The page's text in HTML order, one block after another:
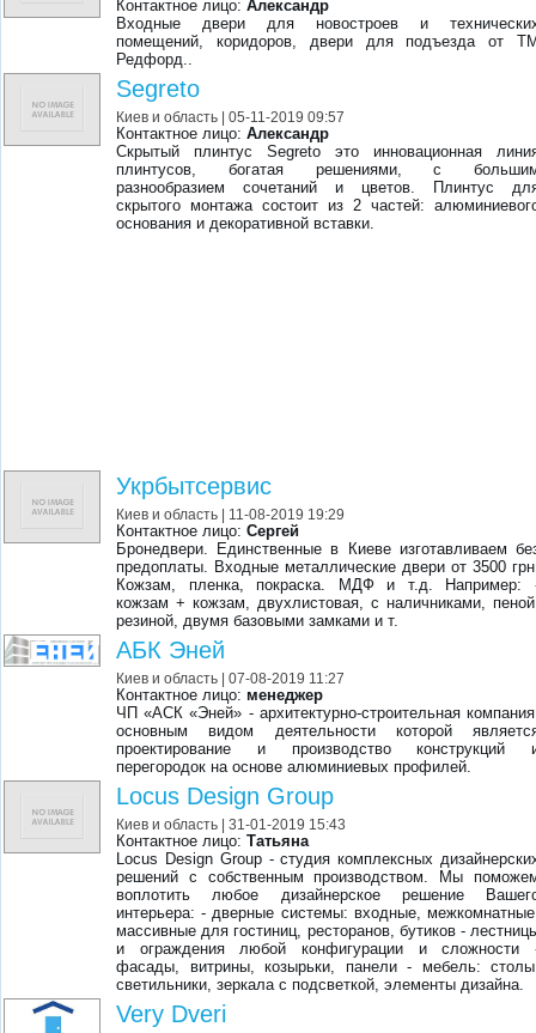
Контактное лицо:Александр
Входные двери для новостроев и
помещений, коридоров, двери для подъезда от
Редфорд..
Segreto
Киев и область | 05-11-2019 09:57
Контактное лицо:Александр
Скрытый плинтус Segreto это инновационная
плинтусов, богатая решениями, с
разнообразием сочетаний и цветов. Плинтус
скрытого монтажа состоит из 2 частей:
основания и декоративной вставки.
Укрбытсервис
Киев и область | 11-08-2019 19:29
Контактное лицо:Сергей
Бронедвери. Единственные в Киеве изготавливаем
предоплаты. Входные металлические двери от 3500
Кожзам, пленка, покраска. МДФ и т.д. Например:
кожзам + кожзам, двухлистовая, с наличниками,
резиной, двумя базовыми замками и т.
АБК Эней
Киев и область | 07-08-2019 11:27
Контактное лицо: менеджер
ЧП «АCК «Эней» - архитектурно-строительная
основным видом деятельности которой
проектирование и производство конструкций
перегородок на основе алюминиевых профилей.
Locus Design Group
Киев и область | 31-01-2019 15:43
Контактное лицо:Татьяна
Locus Design Group - студия комплексных
решений с собственным производством. Мы
воплотить любое дизайнерское решение
интерьера: - дверные системы: входные,
массивные для гостиниц, ресторанов, бутиков -
и ограждения любой конфигурации и сложности
фасады, витрины, козырьки, панели - мебель:
светильники, зеркала с подсветкой, элементы дизайна.
Very Dveri